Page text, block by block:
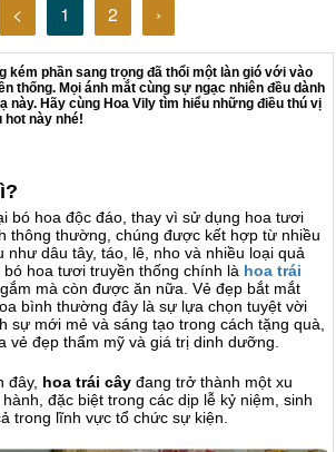
< 1 2 ›
kém phần sang trọng đã thổi một làn gió với vào
thống. Mọi ánh mắt cùng sự ngạc nhiên đều dành
này. Hãy cùng Hoa Vily tìm hiểu những điều thú vị
hot này nhé!
bó hoa độc đáo, thay vì sử dụng hoa tươi
thông thường, chúng được kết hợp từ nhiều
như dâu tây, táo, lê, nho và nhiều loại quả
hoa tươi truyền thống chính là hoa trái
mà còn được ăn nữa. Vẻ đẹp bắt mắt
bình thường đây là sự lựa chọn tuyệt vời
sự mới mẻ và sáng tạo trong cách tặng quà,
vẻ đẹp thẩm mỹ và giá trị dinh dưỡng.
đây, hoa trái cây đang trở thành một xu
đặc biệt trong các dịp lễ kỷ niệm, sinh
trong lĩnh vực tổ chức sự kiện.